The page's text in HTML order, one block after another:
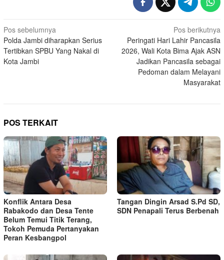
Navigasi
pos
Pos sebelumnya
Polda Jambi diharapkan Serius
Tertibkan SPBU Yang Nakal di
Kota Jambi
Pos berikutnya
Peringati Hari Lahir Pancasila
2026, Wali Kota Bima Ajak ASN
Jadikan Pancasila sebagai
Pedoman dalam Melayani
Masyarakat
POS TERKAIT
Konflik Antara Desa
Rabakodo dan Desa Tente
Belum Temui Titik Terang,
Tokoh Pemuda Pertanyakan
Peran Kesbangpol
Tangan Dingin Arsad S.Pd SD,
SDN Penapali Terus Berbenah